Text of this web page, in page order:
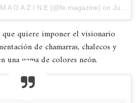
A G A Z I N E (@fe.magazine) on Jun 24, 2018 at 5:32am PDT
quiere imponer el visionario
de chamarras, chalecos y
una gama de colores neón.